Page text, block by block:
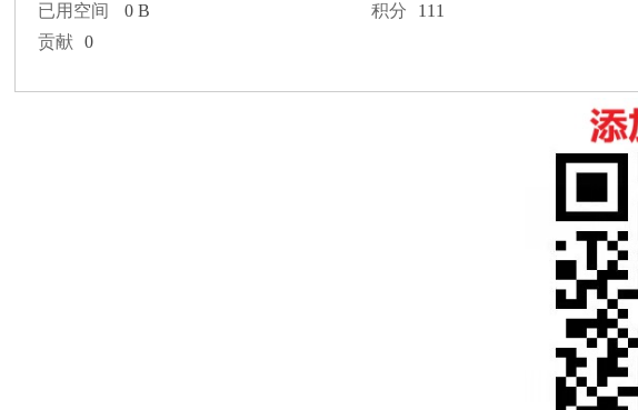
已用空间
0 B 积分 111
贡献
0